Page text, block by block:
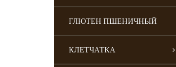
ГЛЮТЕН ПШЕНИЧНЫЙ
КЛЕТЧАТКА